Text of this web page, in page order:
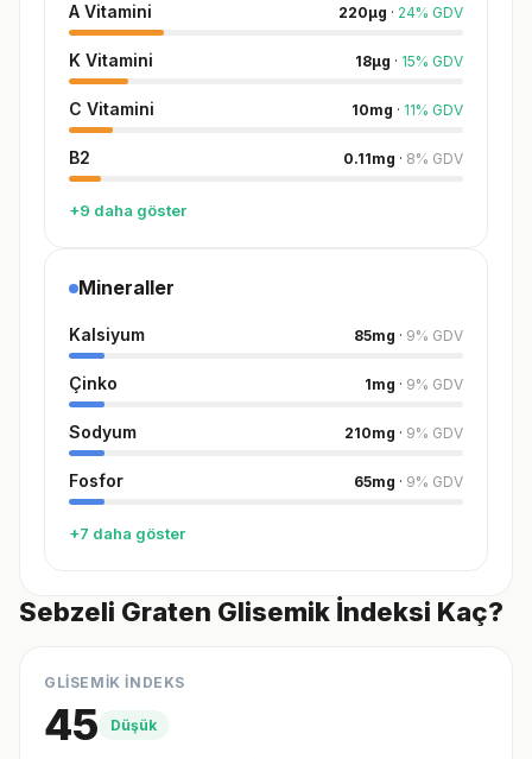
A Vitamini 220µg · 24% GDV
K Vitamini 18µg · 15% GDV
C Vitamini 10mg · 11% GDV
B2 0.11mg · 8% GDV
+9 daha göster
Mineraller
Kalsiyum 85mg · 9% GDV
Çinko 1mg · 9% GDV
Sodyum 210mg · 9% GDV
Fosfor 65mg · 9% GDV
+7 daha göster
Sebzeli Graten Glisemik İndeksi Kaç?
GLİSEMİK İNDEKS
45 Düşük